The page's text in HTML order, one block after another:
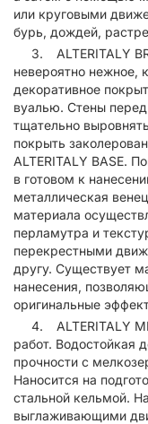
или круговыми
бурь, дождей,
ALTERITALY
невероятно нежное,
декоративное
вуалью. Стены перед
тщательно
покрыть
ALTERITALY BASE.
в готовом к
металлическая
материала
перламутра и
перекрестными
другу. Существует
нанесения,
оригинальные
ALTERITALY
работ. Водостойкая
прочности с
Наносится на
стальной кельмой.
выглаживающими